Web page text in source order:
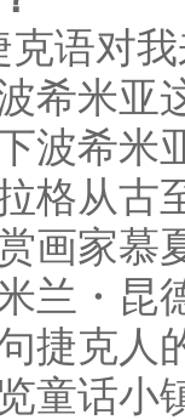
语对
希米亚
波希米
格从古
画家慕
兰・昆
捷克人
童话